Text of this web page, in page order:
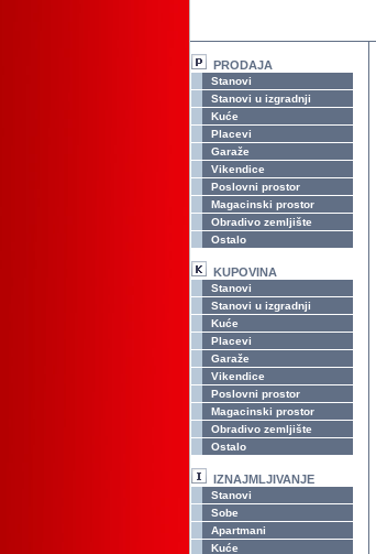
PRODAJA
Stanovi
Stanovi u izgradnji
Kuće
Placevi
Garaže
Vikendice
Poslovni prostor
Magacinski prostor
Obradivo zemljište
Ostalo
KUPOVINA
Stanovi
Stanovi u izgradnji
Kuće
Placevi
Garaže
Vikendice
Poslovni prostor
Magacinski prostor
Obradivo zemljište
Ostalo
IZNAJMLJIVANJE
Stanovi
Sobe
Apartmani
Kuće